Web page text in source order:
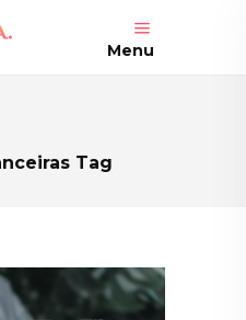
Menu
Tag